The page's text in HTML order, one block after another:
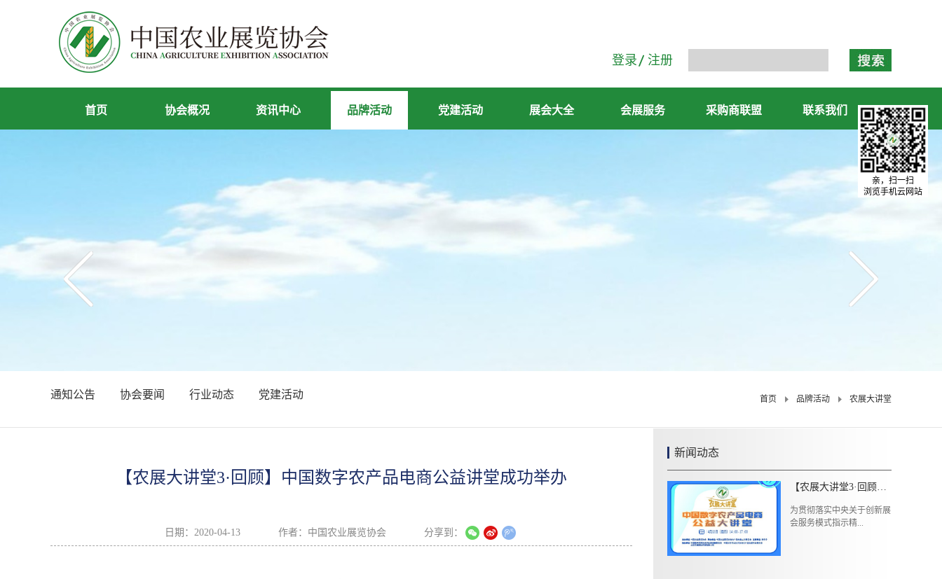
登录 注册
首页 协会概况 资讯中心 品牌活动 党建活动 展会大全 会展服务 采购商联盟 联系我们
通知公告 协会要闻 行业动态 党建活动 首页 品牌活动 农展大讲堂
【农展大讲堂3·回顾】中国数字农产品电商公益讲堂成功举办
日期： 2020-04-13 作者： 中国农业展览协会 分享到：
新闻动态
【农展大讲堂3·回顾】中国数字农产品电商公益讲堂成功举办
为贯彻落实中央关于创新展
会服务模式指示精...
亲，扫一扫
浏览手机云网站